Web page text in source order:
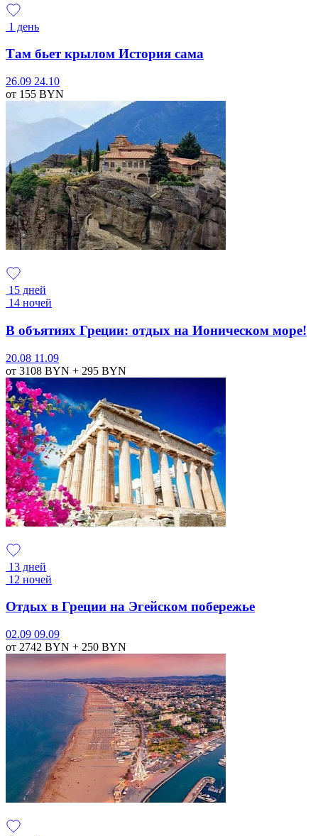
1 день
Там бьет крылом История сама
26.09 24.10
от 155 BYN
15 дней
14 ночей
В объятиях Греции: отдых на Ионическом море!
20.08 11.09
от 3108 BYN + 295 BYN
13 дней
12 ночей
Отдых в Греции на Эгейском побережье
02.09 09.09
от 2742 BYN + 250 BYN